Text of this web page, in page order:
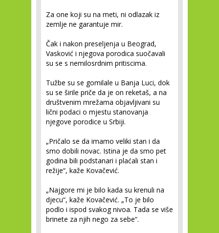
Za one koji su na meti, ni odlazak iz
zemlje ne garantuje mir.
Čak i nakon preseljenja u Beograd,
Vasković i njegova porodica suočavali
su se s nemilosrdnim pritiscima.
Tužbe su se gomilale u Banja Luci, dok
su se širile priče da je on reketaš, a na
društvenim mrežama objavljivani su
lični podaci o mjestu stanovanja
njegove porodice u Srbiji.
„Pričalo se da imamo veliki stan i da
smo dobili novac. Istina je da smo pet
godina bili podstanari i plaćali stan i
režije“, kaže Kovačević.
„Najgore mi je bilo kada su krenuli na
djecu“, kaže Kovačević. „To je bilo
podlo i ispod svakog nivoa. Tada se više
brinete za njih nego za sebe“.